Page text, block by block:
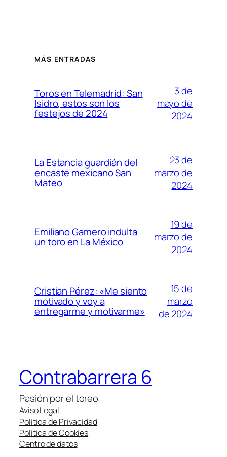
MÁS ENTRADAS
Toros en Telemadrid: San
Isidro, estos son los
festejos de 2024
3 de
mayo de
2024
La Estancia guardián del
encaste mexicano San
Mateo
23 de
marzo de
2024
Emiliano Gamero indulta
un toro en La México
19 de
marzo de
2024
Cristian Pérez: «Me siento
motivado y voy a
entregarme y motivarme»
15 de
marzo
de 2024
Contrabarrera 6
Pasión por el toreo
Aviso Legal
Política de Privacidad
Política de Cookies
Centro de datos